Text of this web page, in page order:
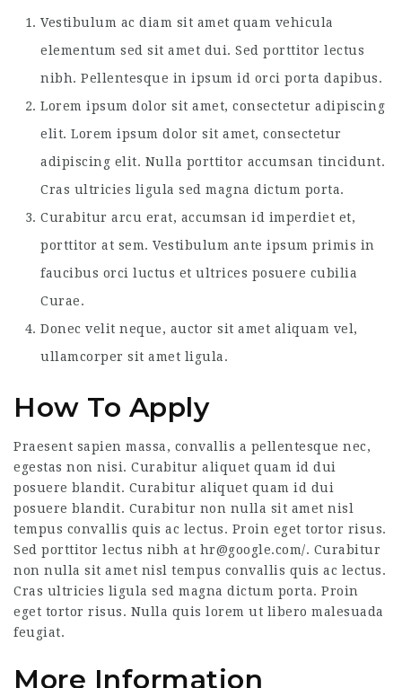
Vestibulum ac diam sit amet quam vehicula
elementum sed sit amet dui. Sed porttitor lectus
nibh. Pellentesque in ipsum id orci porta dapibus.
Lorem ipsum dolor sit amet, consectetur adipiscing
elit. Lorem ipsum dolor sit amet, consectetur
adipiscing elit. Nulla porttitor accumsan tincidunt.
Cras ultricies ligula sed magna dictum porta.
Curabitur arcu erat, accumsan id imperdiet et,
porttitor at sem. Vestibulum ante ipsum primis in
faucibus orci luctus et ultrices posuere cubilia
Curae.
Donec velit neque, auctor sit amet aliquam vel,
ullamcorper sit amet ligula.
How To Apply
Praesent sapien massa, convallis a pellentesque nec,
egestas non nisi. Curabitur aliquet quam id dui
posuere blandit. Curabitur aliquet quam id dui
posuere blandit. Curabitur non nulla sit amet nisl
tempus convallis quis ac lectus. Proin eget tortor risus.
Sed porttitor lectus nibh at hr@google.com/. Curabitur
non nulla sit amet nisl tempus convallis quis ac lectus.
Cras ultricies ligula sed magna dictum porta. Proin
eget tortor risus. Nulla quis lorem ut libero malesuada
feugiat.
More Information